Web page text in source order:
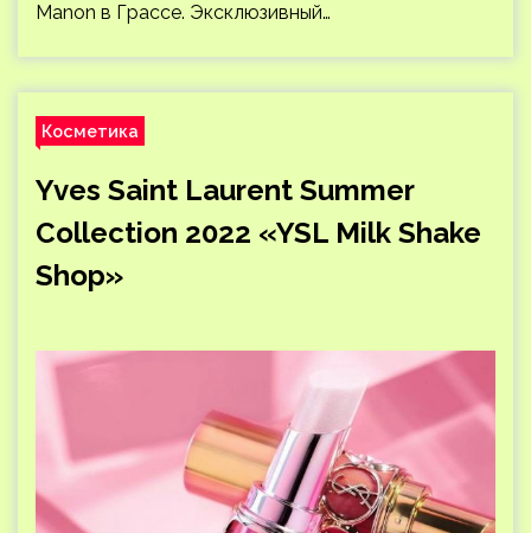
Manon в Грассе. Эксклюзивный…
Косметика
Yves Saint Laurent Summer
Collection 2022 «YSL Milk Shake
Shop»